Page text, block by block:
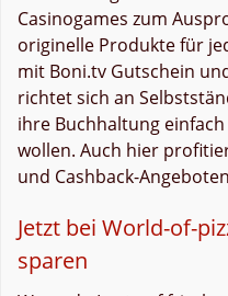
Casinogames zum
originelle Produkte für
mit Boni.tv Gutschein
richtet sich an
ihre Buchhaltung
wollen. Auch hier
und Cashback-
Jetzt bei World-of-
sparen